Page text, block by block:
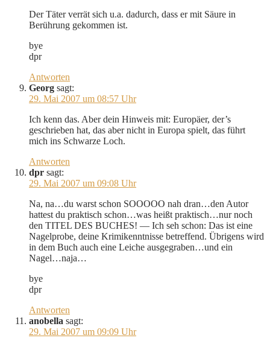
Der Täter verrät sich u.a. dadurch, dass er mit Säure in
Berührung gekommen ist.
bye
dpr
Antworten
Georg sagt:
29. Mai 2007 um 08:57 Uhr
Ich kenn das. Aber dein Hinweis mit: Europäer, der’s
geschrieben hat, das aber nicht in Europa spielt, das führt
mich ins Schwarze Loch.
Antworten
dpr sagt:
29. Mai 2007 um 09:08 Uhr
Na, na…du warst schon SOOOOO nah dran…den Autor
hattest du praktisch schon…was heißt praktisch…nur noch
den TITEL DES BUCHES! — Ich seh schon: Das ist eine
Nagelprobe, deine Krimikenntnisse betreffend. Übrigens wird
in dem Buch auch eine Leiche ausgegraben…und ein
Nagel…naja…
bye
dpr
Antworten
anobella sagt:
29. Mai 2007 um 09:09 Uhr